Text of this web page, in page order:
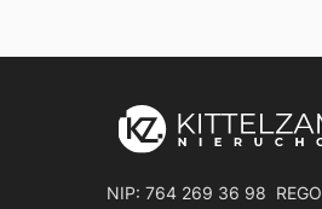
NIP: 764 269 36 98